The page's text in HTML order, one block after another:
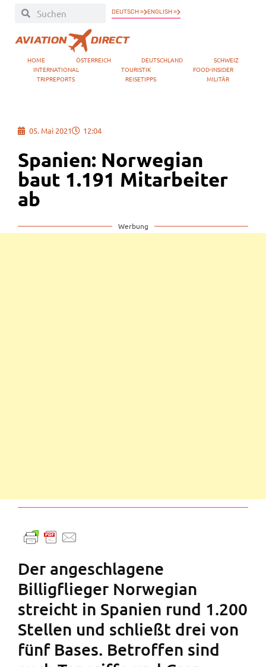
DEUTSCH » ENGLISH »
HOME ÖSTERREICH DEUTSCHLAND
SCHWEIZ
INTERNATIONAL
TOURISTIK
FOOD-INSIDER
TRIPREPORTS
REISETIPPS MILITÄR
05. Mai 2021 12:04
Spanien: Norwegian
baut 1.191 Mitarbeiter
ab
Werbung
Der angeschlagene
Billigflieger Norwegian
streicht in Spanien rund 1.200
Stellen und schließt drei von
fünf Bases. Betroffen sind